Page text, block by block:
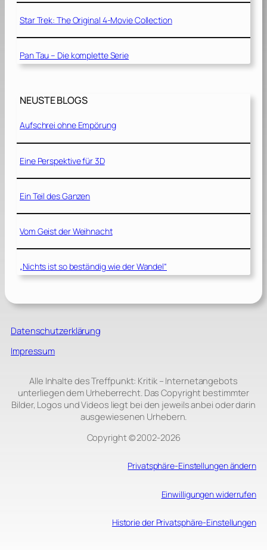
Star Trek: The Original 4-Movie Collection
Pan Tau – Die komplette Serie
NEUSTE BLOGS
Aufschrei ohne Empörung
Eine Perspektive für 3D
Ein Teil des Ganzen
Vom Geist der Weihnacht
„Nichts ist so beständig wie der Wandel“
Datenschutzerklärung
Impressum
Alle Inhalte des Treffpunkt: Kritik – Internetangebots
unterliegen dem Urheberrecht. Das Copyright bestimmter
Bilder, Logos und Videos liegt bei den jeweils anbei oder darin
ausgewiesenen Urhebern.
Copyright © 2002‑2026
Privatsphäre-Einstellungen ändern
Einwilligungen widerrufen
Historie der Privatsphäre-Einstellungen